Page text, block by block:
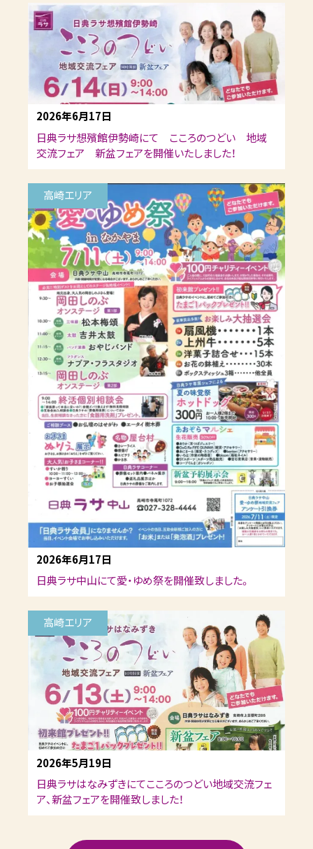
2026年6月17日
日典ラサ想殯館伊勢崎にて こころのつどい 地域
交流フェア 新盆フェアを開催いたしました！
2026年6月17日
日典ラサ中山にて愛・ゆめ祭を開催致しました。
高崎エリア
2026年5月19日
日典ラサはなみずきにてこころのつどい地域交流フェ
ア、新盆フェアを開催致しました！
高崎エリア